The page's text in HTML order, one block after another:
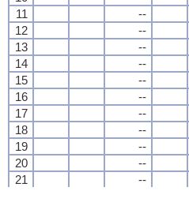
11
--
12
--
13
--
14
--
15
--
16
--
17
--
18
--
19
--
20
--
21
--
11
--
12
--
13
--
14
--
15
--
16
--
17
--
18
--
19
--
20
--
21
--
11
--
12
--
13
--
14
--
15
--
16
--
17
--
18
--
19
--
20
--
21
--
11
--
12
--
13
--
14
--
15
--
16
--
17
--
18
--
19
--
20
--
21
--